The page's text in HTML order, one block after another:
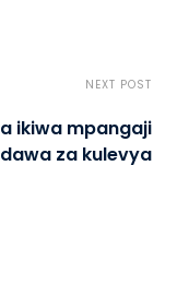
NEXT POST
ikiwa mpangaji
za kulevya